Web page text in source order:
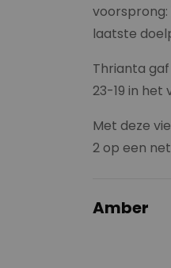
voorsprong:
laatste
Thrianta
23-19 in het
Met deze
2 op een
Amber